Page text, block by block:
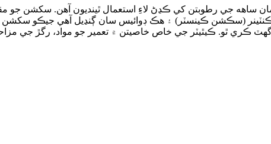
ساهه جي رطوبتن کي ڪڍڻ لاءِ استعمال ٿينديون آهن. سکشن
(سڪشن ڪينسٽر) ۽ هڪ ڊوائيس سان ڳنڍيل آهي جيڪو سکشن